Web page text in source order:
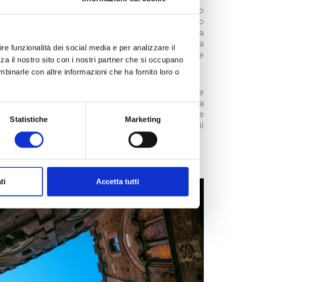
funzionalità dei social media e per analizzare il
il nostro sito con i nostri partner che si occupano
con altre informazioni che ha fornito loro o
Statistiche Marketing
Accetta tutti
ha una particolare forma a conchiglia con il suo
di Siena”, conosciuto in tutto il mondo, è uno
Il Palazzo Pubblico con la Torre del Mangia
imponente grazie alla leggera pendenza della
di fermarvi qui a bere qualcosa per ammirare
del contesto.
una delle più alte d’Italia (88 m), e ha sempre
torre civica, non religiosa, il suo nome deriva da
primo custode della torre campanaria, il quale
nelle osterie senesi perciò era detto il
da allora la torre prese il suo soprannome.